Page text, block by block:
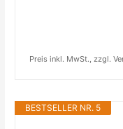
Preis inkl. MwSt., zzgl.
BESTSELLER NR. 5